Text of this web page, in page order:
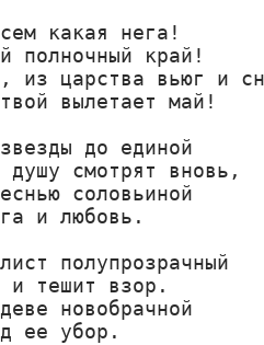
какая нега!
полночный край!
из царства вьюг и
вылетает май!
до единой
смотрят вновь,
соловьиной
и любовь.
полупрозрачный
и тешит взор.
новобрачной
ее убор.